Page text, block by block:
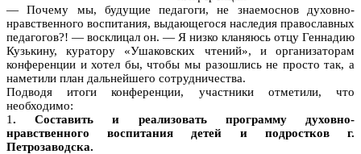
— Почему мы, будущие педагоги, не знаемоснов духовно-
нравственного воспитания, выдающегося наследия православных
педагогов?! — восклицал он. — Я низко кланяюсь отцу Геннадию
Кузькину, куратору «Ушаковских чтений», и организаторам
конференции и хотел бы, чтобы мы разошлись не просто так, а
наметили план дальнейшего сотрудничества.
Подводя итоги конференции, участники отметили, что
необходимо:
1. Составить и реализовать программу духовно-
нравственного воспитания детей и подростков г.
Петрозаводска.